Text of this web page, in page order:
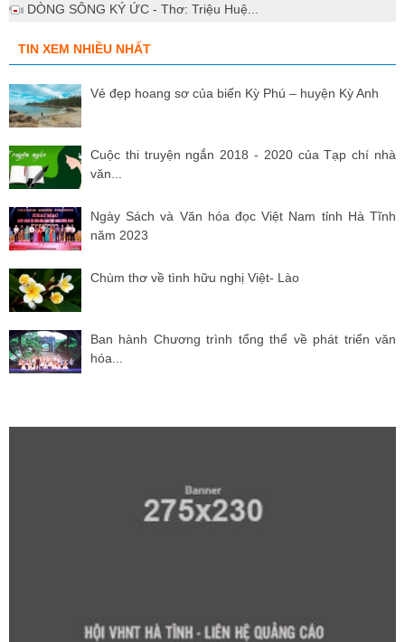
DÒNG SÔNG KÝ ỨC - Thơ: Triệu Huệ...
TIN XEM NHIỀU NHẤT
Vẻ đẹp hoang sơ của biển Kỳ Phú – huyện Kỳ Anh
Cuộc thi truyện ngắn 2018 - 2020 của Tạp chí nhà
văn...
Ngày Sách và Văn hóa đọc Việt Nam tỉnh Hà Tĩnh
năm 2023
Chùm thơ về tình hữu nghị Việt- Lào
Ban hành Chương trình tổng thể về phát triển văn
hóa...